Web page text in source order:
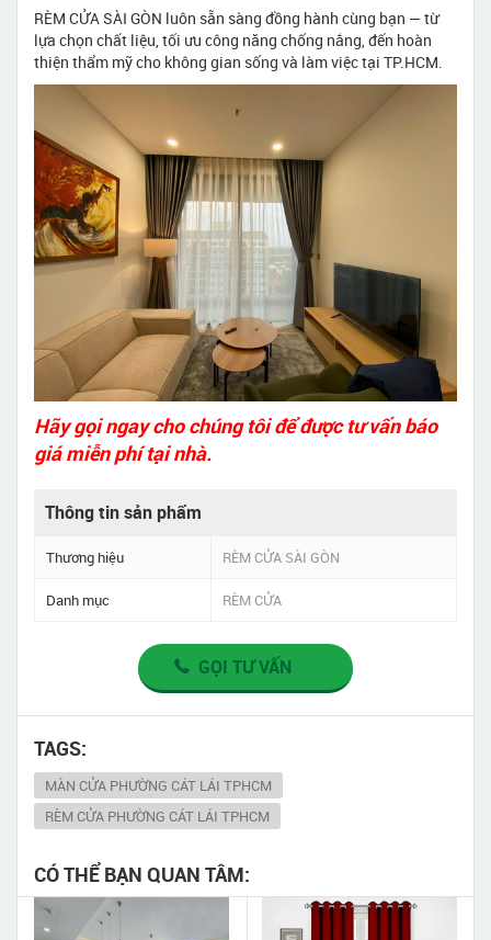
RÈM CỬA SÀI GÒN luôn sẵn sàng đồng hành cùng bạn — từ
lựa chọn chất liệu, tối ưu công năng chống nắng, đến hoàn
thiện thẩm mỹ cho không gian sống và làm việc tại TP.HCM.
Hãy gọi ngay cho chúng tôi để được tư vấn báo
giá miễn phí tại nhà.
Thông tin sản phẩm
Thương hiệu RÈM CỬA SÀI GÒN
Danh mục RÈM CỬA
GỌI TƯ VẤN
TAGS:
MÀN CỬA PHƯỜNG CÁT LÁI TPHCM
RÈM CỬA PHƯỜNG CÁT LÁI TPHCM
CÓ THỂ BẠN QUAN TÂM: